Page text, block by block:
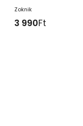
Zoknik
3 990Ft